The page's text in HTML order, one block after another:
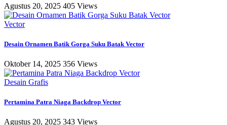
Agustus 20, 2025 405 Views
Vector
Desain Ornamen Batik Gorga Suku Batak Vector
Oktober 14, 2025 356 Views
Desain Grafis
Pertamina Patra Niaga Backdrop Vector
Agustus 20, 2025 343 Views